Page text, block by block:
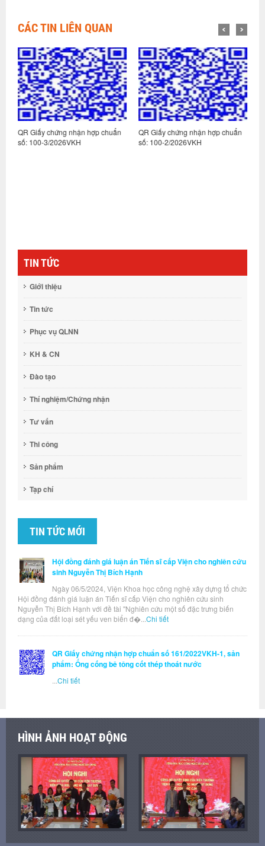
CÁC TIN LIÊN QUAN
QR Giấy chứng nhận hợp chuẩn
số: 100-3/2026VKH
QR Giấy chứng nhận hợp chuẩn
số: 100-2/2026VKH
TIN TỨC
Giới thiệu
Tin tức
Phục vụ QLNN
KH & CN
Đào tạo
Thí nghiệm/Chứng nhận
Tư vấn
Thi công
Sản phẩm
Tạp chí
TIN TỨC MỚI
Hội đồng đánh giá luận án Tiến sĩ cấp Viện cho nghiên cứu
sinh Nguyễn Thị Bích Hạnh
Ngày 06/5/2024, Viện Khoa học công nghệ xây dựng tổ chức
Hội đồng đánh giá luận án Tiến sĩ cấp Viện cho nghiên cứu sinh
Nguyễn Thị Bích Hạnh với đề tài "Nghiên cứu một số đặc trưng biến
dạng của đất loại sét yếu ven biển đ�... Chi tiết
QR Giấy chứng nhận hợp chuẩn số 161/2022VKH-1, sản
phẩm: Ống cống bê tông cốt thép thoát nước
Chi tiết
HÌNH ẢNH HOẠT ĐỘNG